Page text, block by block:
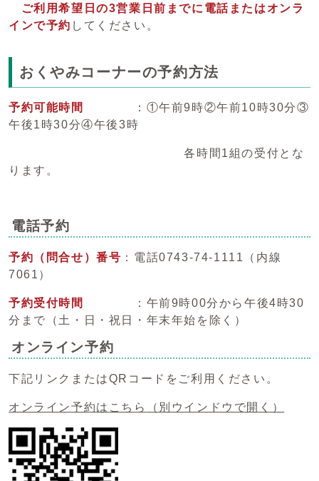
ご利用希望日の3営業日前までに電話またはオンラ
インで予約 してください。
おくやみコーナーの予約方法
予約可能時間
：①午前9時②午前10時30分③
午後1時30分④午後3時
各時間1組の受付とな
ります。
電話予約
予約（問合せ）番号 ：電話0743-74-1111（内線
7061）
予約受付時間
：午前9時00分から午後4時30
分まで（土・日・祝日・年末年始を除く）
オンライン予約
下記リンクまたはQRコードをご利用ください。
オンライン予約はこちら （別ウインドウで開く）